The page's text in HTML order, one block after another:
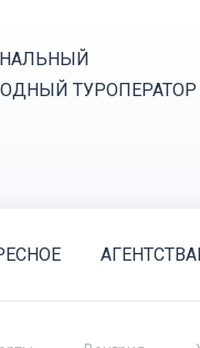
ТУРОПЕРАТОР